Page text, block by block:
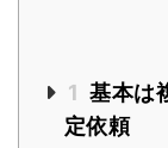
1 基本は
定依頼